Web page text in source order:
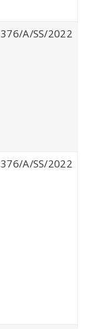
376/A/SS/2022
376/A/SS/2022